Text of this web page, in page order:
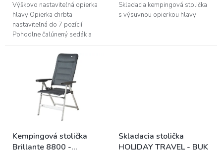
Výškovo nastaviteľná opierka
hlavy Opierka chrbta
nastaviteľná do 7 pozícií
Pohodlne čalúnený sedák a
operadlo
Skladacia kempingová stolička
s výsuvnou opierkou hlavy
Kempingová stolička
Brillante 8800 -
Skladacia stolička
HOLIDAY TRAVEL - BUK